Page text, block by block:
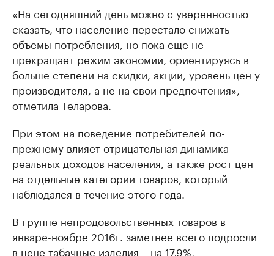
«На сегодняшний день можно с уверенностью
сказать, что население перестало снижать
объемы потребления, но пока еще не
прекращает режим экономии, ориентируясь в
больше степени на скидки, акции, уровень цен у
производителя, а не на свои предпочтения», –
отметила Теларова.
При этом на поведение потребителей по-
прежнему влияет отрицательная динамика
реальных доходов населения, а также рост цен
на отдельные категории товаров, который
наблюдался в течение этого года.
В группе непродовольственных товаров в
январе-ноябре 2016г. заметнее всего подросли
в цене табачные изделия – на 17,9%,